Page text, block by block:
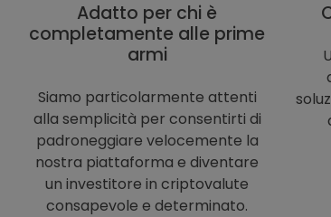
Adatto per chi è
completamente alle prime
armi
Siamo particolarmente attenti
alla semplicità per consentirti di
padroneggiare velocemente la
nostra piattaforma e diventare
un investitore in criptovalute
consapevole e determinato.